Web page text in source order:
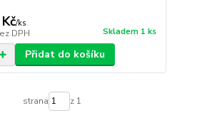
/ks
DPH Skladem 1 ks
Přidat do košíku
strana z 1